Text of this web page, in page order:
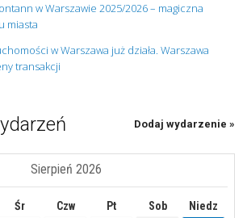
w Warszawie 2025/2026 – magiczna
miasta
w Warszawa już działa. Warszawa
transakcji
Dodaj wydarzenie »
Sierpień 2026
Śr Czw Pt Sob
Niedz